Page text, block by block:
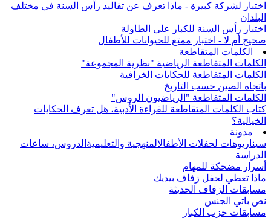
اختبار لشركة كبيرة - ماذا تعرف عن تقاليد رأس السنة في مختلف
البلدان
اختبار رأس السنة للكبار على الطاولة
صحيح أم لا - اختبار ممتع للحيوانات للأطفال
الكلمات المتقاطعة
الكلمات المتقاطعة الرياضية "نظرية المجموعة"
الكلمات المتقاطعة للحكايات الخرافية
باتجاه الصين حسب التاريخ
الكلمات المتقاطعة "الرياضيون الروس"
كتاب الكلمات المتقاطعة للقراءة الأدبية، هل تعرف الحكايات
الخيالية؟
مدونة
سيناريوهات لحفلات الأطفالالمنهجية والتعليمية الدروس، ساعات
الدراسة
أسرار مضحكة للمهام
ماذا تعطي لحفل زفاف بيديك
مسابقات الزفاف الحديثة
نص باتي الجنس
مسابقات حزب الكبار